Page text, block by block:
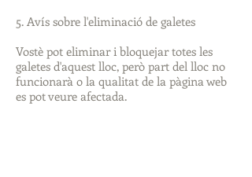
5. Avís sobre l'eliminació de galetes
Vostè pot eliminar i bloquejar totes les
galetes d'aquest lloc, però part del lloc no
funcionarà o la qualitat de la pàgina web
es pot veure afectada.